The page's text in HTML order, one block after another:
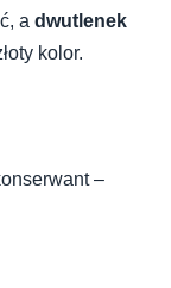
a dwutlenek
kolor.
–